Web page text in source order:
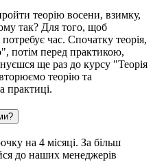
теорію восени, взимку,
так? Для того, щоб
час. Спочатку теорія,
потім перед практикою,
ще раз до курсу "Теорія
теорію та
практиці.
на 4 місяці. За більш
до наших менеджерів